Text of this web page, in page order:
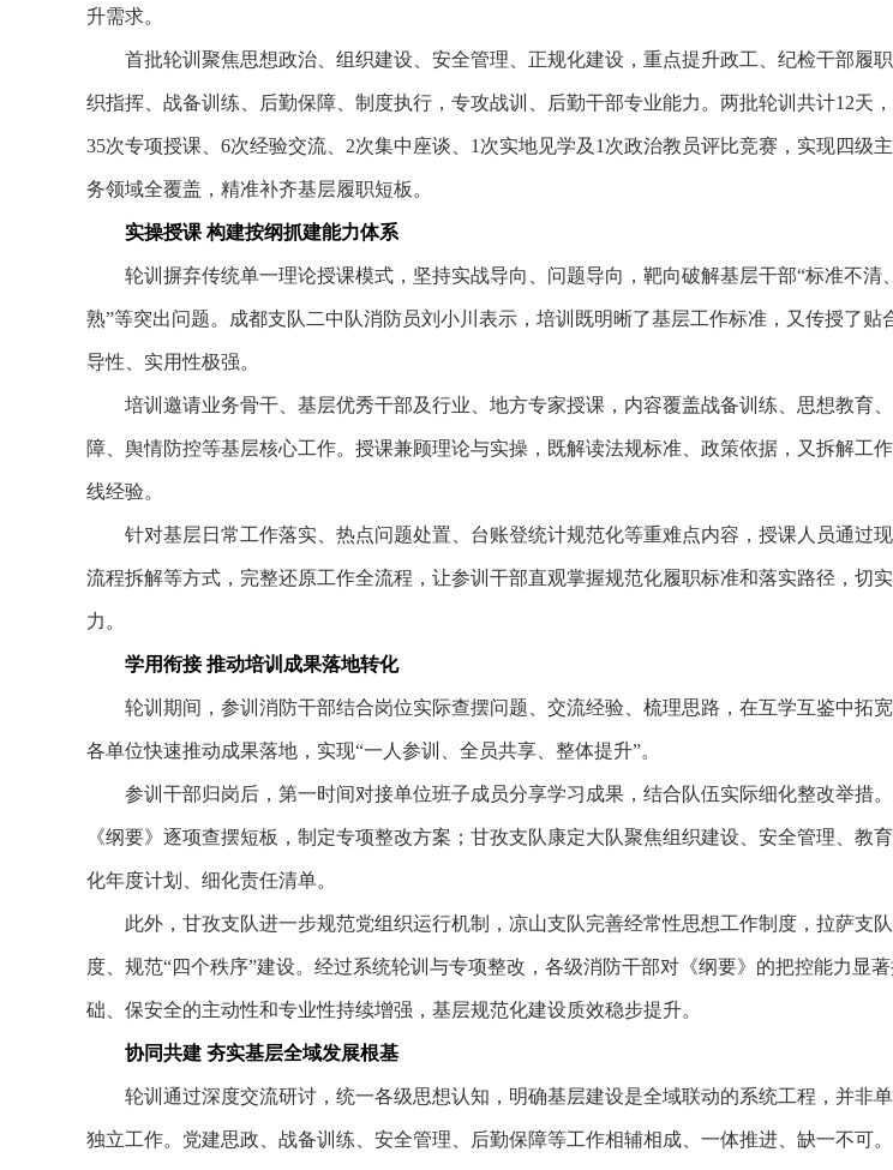
升需求。
首批轮训聚焦思想政治、组织建设、安全管理、正规化建设，重点提升政工、纪检干部履职
织指挥、战备训练、后勤保障、制度执行，专攻战训、后勤干部专业能力。两批轮训共计12天
35次专项授课、6次经验交流、2次集中座谈、1次实地见学及1次政治教员评比竞赛，实现四级
务领域全覆盖，精准补齐基层履职短板。
实操授课 构建按纲抓建能力体系
轮训摒弃传统单一理论授课模式，坚持实战导向、问题导向，靶向破解基层干部“标准不清
熟”等突出问题。成都支队二中队消防员刘小川表示，培训既明晰了基层工作标准，又传授了贴
导性、实用性极强。
培训邀请业务骨干、基层优秀干部及行业、地方专家授课，内容覆盖战备训练、思想教育
障、舆情防控等基层核心工作。授课兼顾理论与实操，既解读法规标准、政策依据，又拆解工
线经验。
针对基层日常工作落实、热点问题处置、台账登统计规范化等重难点内容，授课人员通过现
流程拆解等方式，完整还原工作全流程，让参训干部直观掌握规范化履职标准和落实路径，切
力。
学用衔接 推动培训成果落地转化
轮训期间，参训消防干部结合岗位实际查摆问题、交流经验、梳理思路，在互学互鉴中拓宽
各单位快速推动成果落地，实现“一人参训、全员共享、整体提升”。
参训干部归岗后，第一时间对接单位班子成员分享学习成果，结合队伍实际细化整改举措
《纲要》逐项查摆短板，制定专项整改方案；甘孜支队康定大队聚焦组织建设、安全管理、教
化年度计划、细化责任清单。
此外，甘孜支队进一步规范党组织运行机制，凉山支队完善经常性思想工作制度，拉萨支队
度、规范“四个秩序”建设。经过系统轮训与专项整改，各级消防干部对《纲要》的把控能力显
础、保安全的主动性和专业性持续增强，基层规范化建设质效稳步提升。
协同共建 夯实基层全域发展根基
轮训通过深度交流研讨，统一各级思想认知，明确基层建设是全域联动的系统工程，并非
独立工作。党建思政、战备训练、安全管理、后勤保障等工作相辅相成、一体推进、缺一不可。